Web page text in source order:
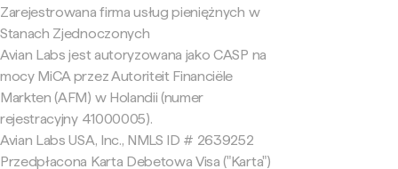
Zarejestrowana firma usług pieniężnych w
Stanach Zjednoczonych
Avian Labs jest autoryzowana jako CASP na
mocy MiCA przez Autoriteit Financiële
Markten (AFM) w Holandii (numer
rejestracyjny 41000005).
Avian Labs USA, Inc., NMLS ID # 2639252
Przedpłacona Karta Debetowa Visa ("Karta")